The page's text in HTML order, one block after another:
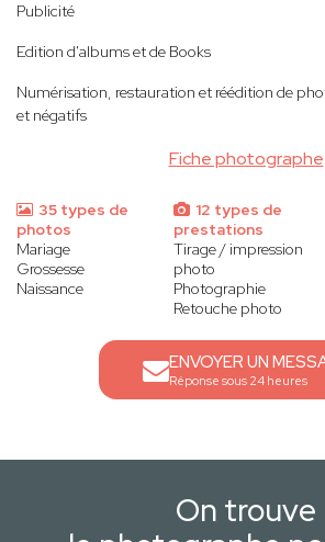
Fiche photographe
Publicité
Edition d'albums et de Books
Numérisation, restauration et réédition de
et négatifs
35 types de
photos
Mariage
Grossesse
Naissance
12 types de
prestations
Tirage / impression
photo
Photographie
Retouche photo
ENVOYER UN
Réponse sous 24 heures
On trouve